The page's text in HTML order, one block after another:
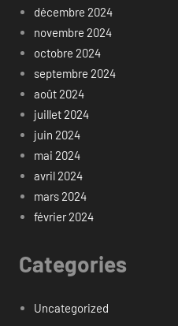
décembre 2024
novembre 2024
octobre 2024
septembre 2024
août 2024
juillet 2024
juin 2024
mai 2024
avril 2024
mars 2024
février 2024
Categories
Uncategorized